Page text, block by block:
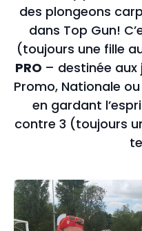
des plongeons
dans Top Gun!
(toujours une fille
PRO – destinée aux
Promo, Nationale
en gardant
contre 3 (toujours